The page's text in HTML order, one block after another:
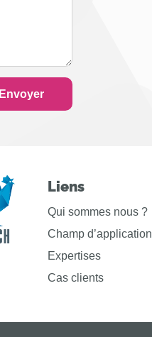
Envoyer
Liens
Qui sommes nous ?
Champ d’application
Expertises
Cas clients